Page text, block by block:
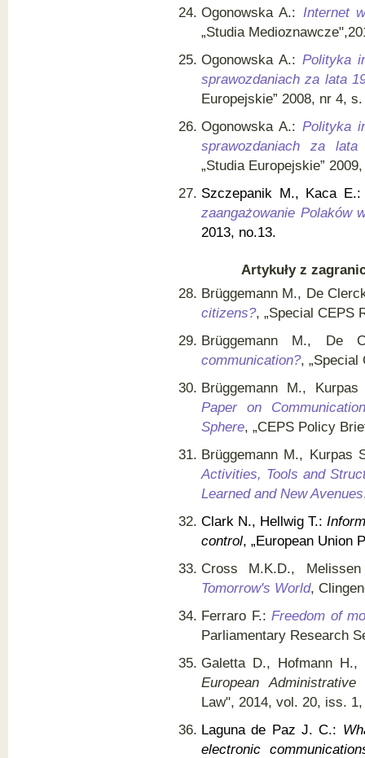
Ogonowska A.: Internet
„Studia
Ogonowska A.: Polityka
sprawozdaniach za lata
Europejskie” 2008, nr 4,
Ogonowska A.: Polityka
sprawozdaniach za
„Studia Europejskie”
Szczepanik M., Kaca E.:
zaangażowanie Polaków
2013, no.13.
Artykuły z
Brüggemann M., De
citizens?, „Special CEPS
Brüggemann M., De
communication?, „Special
Brüggemann M.,
Paper on
Sphere, „CEPS Policy
Brüggemann M., Kurpas
Activities, Tools and
Learned and New Avenues
Clark N., Hellwig T.:
control, „European Union
Cross M.K.D.,
Tomorrow's World,
Ferraro F.:Freedom of
Parliamentary Research
Galetta D., Hofmann
European
Law", 2014, vol. 20, iss.
Laguna de Paz J. C.:
electronic